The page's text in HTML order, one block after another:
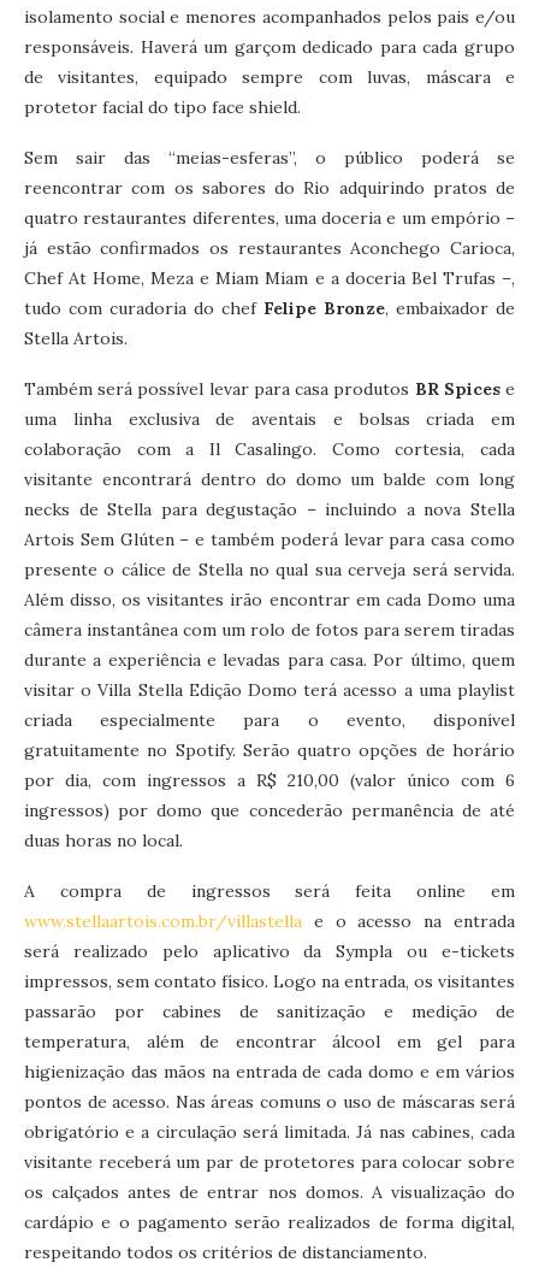
isolamento social e menores acompanhados pelos pais e/ou
responsáveis. Haverá um garçom dedicado para cada grupo
de visitantes, equipado sempre com luvas, máscara e
protetor facial do tipo face shield.
Sem sair das “meias-esferas”, o público poderá se
reencontrar com os sabores do Rio adquirindo pratos de
quatro restaurantes diferentes, uma doceria e um empório –
já estão confirmados os restaurantes Aconchego Carioca,
Chef At Home, Meza e Miam Miam e a doceria Bel Trufas –,
tudo com curadoria do chef Felipe Bronze, embaixador de
Stella Artois.
Também será possível levar para casa produtos BR Spicese
uma linha exclusiva de aventais e bolsas criada em
colaboração com a Il Casalingo. Como cortesia, cada
visitante encontrará dentro do domo um balde com long
necks de Stella para degustação – incluindo a nova Stella
Artois Sem Glúten – e também poderá levar para casa como
presente o cálice de Stella no qual sua cerveja será servida.
Além disso, os visitantes irão encontrar em cada Domo uma
câmera instantânea com um rolo de fotos para serem tiradas
durante a experiência e levadas para casa. Por último, quem
visitar o Villa Stella Edição Domo terá acesso a uma playlist
criada especialmente para o evento, disponível
gratuitamente no Spotify. Serão quatro opções de horário
por dia, com ingressos a R$ 210,00 (valor único com 6
ingressos) por domo que concederão permanência de até
duas horas no local.
A compra de ingressos será feita online em
www.stellaartois.com.br/villastella e o acesso na entrada
será realizado pelo aplicativo da Sympla ou e-tickets
impressos, sem contato físico. Logo na entrada, os visitantes
passarão por cabines de sanitização e medição de
temperatura, além de encontrar álcool em gel para
higienização das mãos na entrada de cada domo e em vários
pontos de acesso. Nas áreas comuns o uso de máscaras será
obrigatório e a circulação será limitada. Já nas cabines, cada
visitante receberá um par de protetores para colocar sobre
os calçados antes de entrar nos domos. A visualização do
cardápio e o pagamento serão realizados de forma digital,
respeitando todos os critérios de distanciamento.